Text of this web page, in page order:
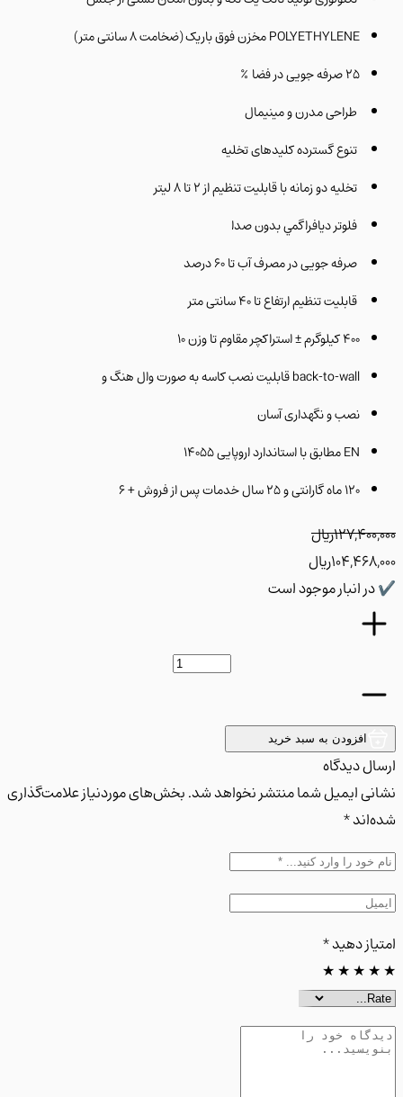
POLYETHYLENE مخزن فوق باریک (ضخامت ۸ سانتی متر)
۲۵ صرفه جویی در فضا ٪
طراحی مدرن و مینیمال
تنوع گسترده کلیدهای تخلیه
تخلیه دو زمانه با قابلیت تنظیم از ۲ تا ۸ لیتر
فلوتر دیافراگمي بدون صدا
صرفه جویی در مصرف آب تا ۶۰ درصد
قابلیت تنظیم ارتفاع تا ۴۰ سانتی متر
۴۰۰ کیلوگرم ± استراکچر مقاوم تا وزن ۱۰
back-to-wall قابلیت نصب کاسه به صورت وال هنگ و
نصب و نگهداری آسان
EN مطابق با استاندارد اروپایی ۱۴۰۵۵
۱۲۰ ماه گارانتی و ۲۵ سال خدمات پس از فروش + ۶
﷼
﷼
انبار موجود است
افزودن به سبد خرید
دیدگاه
ایمیل شما منتشر نخواهد شد. بخش‌های موردنیاز علامت‌گذاری
*
دهید*
★
★
★